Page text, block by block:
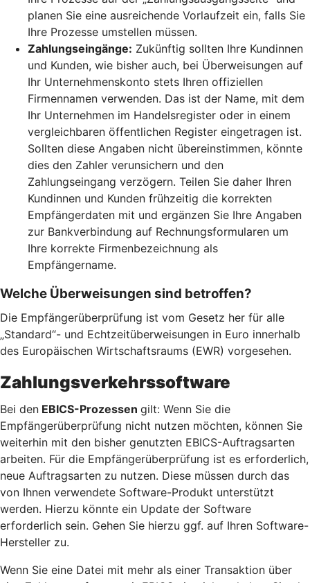
planen Sie eine ausreichende Vorlaufzeit ein, falls Sie
Ihre Prozesse umstellen müssen.
Zahlungseingänge: Zukünftig sollten Ihre Kundinnen
und Kunden, wie bisher auch, bei Überweisungen auf
Ihr Unternehmenskonto stets Ihren offiziellen
Firmennamen verwenden. Das ist der Name, mit dem
Ihr Unternehmen im Handelsregister oder in einem
vergleichbaren öffentlichen Register eingetragen ist.
Sollten diese Angaben nicht übereinstimmen, könnte
dies den Zahler verunsichern und den
Zahlungseingang verzögern. Teilen Sie daher Ihren
Kundinnen und Kunden frühzeitig die korrekten
Empfängerdaten mit und ergänzen Sie Ihre Angaben
zur Bankverbindung auf Rechnungsformularen um
Ihre korrekte Firmenbezeichnung als
Empfängername.
Welche Überweisungen sind betroffen?
Die Empfängerüberprüfung ist vom Gesetz her für alle
„Standard“- und Echtzeitüberweisungen in Euro innerhalb
des Europäischen Wirtschaftsraums (EWR) vorgesehen.
Zahlungsverkehrssoftware
Bei den EBICS-Prozessen gilt: Wenn Sie die
Empfängerüberprüfung nicht nutzen möchten, können Sie
weiterhin mit den bisher genutzten EBICS-Auftragsarten
arbeiten. Für die Empfängerüberprüfung ist es erforderlich,
neue Auftragsarten zu nutzen. Diese müssen durch das
von Ihnen verwendete Software-Produkt unterstützt
werden. Hierzu könnte ein Update der Software
erforderlich sein. Gehen Sie hierzu ggf. auf Ihren Software-
Hersteller zu.
Wenn Sie eine Datei mit mehr als einer Transaktion über